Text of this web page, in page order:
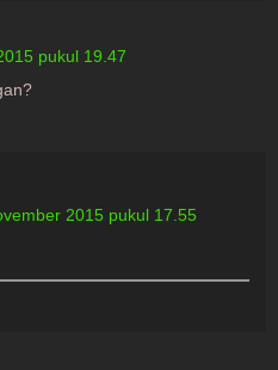
pukul 19.47
2015 pukul 17.55